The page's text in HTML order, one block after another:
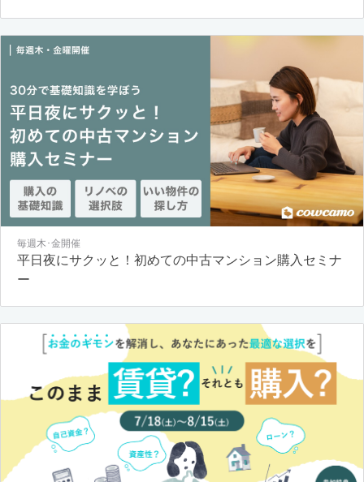
毎週木･金開催
平日夜にサクッと！初めての中古マンション購入セミナ
ー